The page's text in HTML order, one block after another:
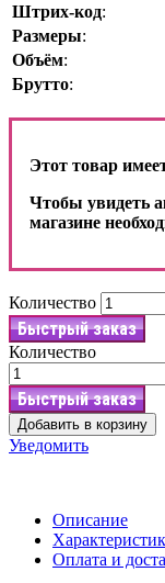
Штрих-код:
Размеры:
Объём:
Брутто:
Этот товар
Чтобы увидеть
магазине
Количество
Быстрый заказ
Количество
Быстрый заказ
Добавить в корзину
Уведомить
Описание
Оплата и